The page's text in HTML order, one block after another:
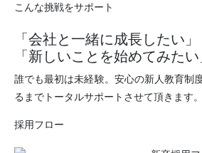
こんな挑戦をサポート
「会社と一緒に成長したい」
「新しいことを始めてみたい
誰でも最初は未経験。安心の新人教育制
るまでトータルサポートさせて頂きます。
採用フロー